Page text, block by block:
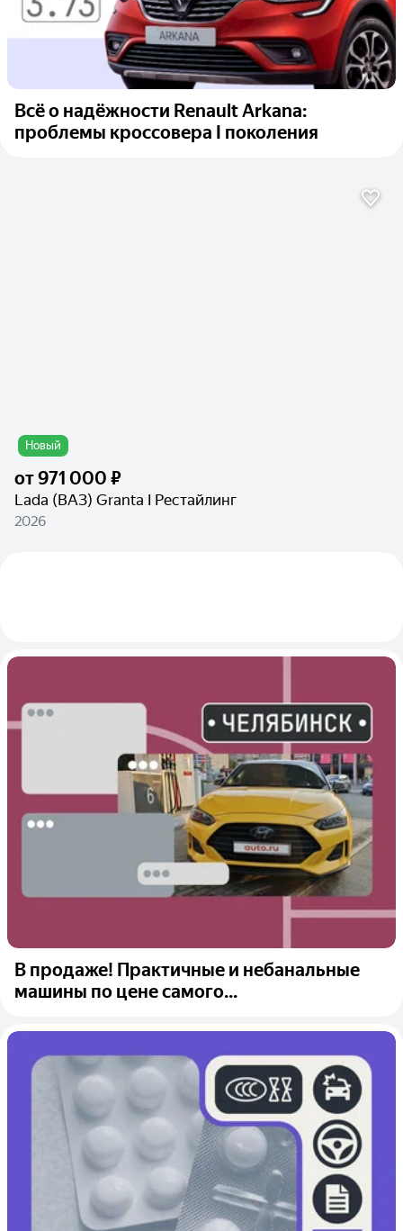
Всё о надёжности Renault Arkana:
проблемы кроссовера I поколения
Новый
от971 000 ₽
Lada (ВАЗ) Granta I Рестайлинг
2026
В продаже! Практичные и небанальные
машины по цене самого...